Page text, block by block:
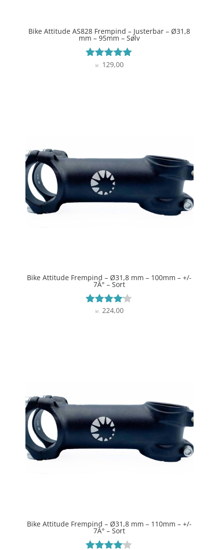
Bike Attitude AS828 Frempind – Justerbar – Ø31,8
mm – 95mm – Sølv
Vurderet
kr. 129,00
Bike Attitude Frempind – Ø31,8 mm – 100mm – +/-
7Â° – Sort
Vurderet
kr.224,00
Bike Attitude Frempind – Ø31,8 mm – 110mm – +/-
7Â° – Sort